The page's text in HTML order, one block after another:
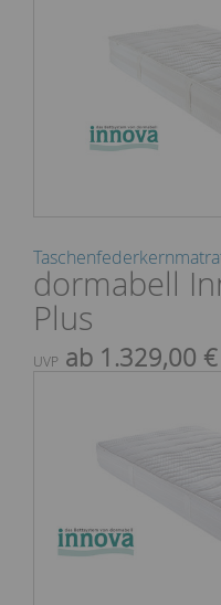
dormabell
Plus
UVP ab 1.329,00 €